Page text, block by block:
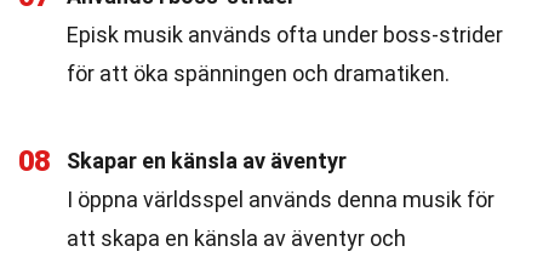
Episk musik används ofta under boss-strider
för att öka spänningen och dramatiken.
08
Skapar en känsla av äventyr
I öppna världsspel används denna musik för
att skapa en känsla av äventyr och